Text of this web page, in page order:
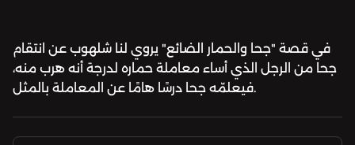
في قصة "جحا والحمار الضائع" يروي لنا شلهوب عن انتقام
جحا من الرجل الذي أساء معاملة حماره لدرجة أنه هرب منه،
فيعلمّه جحا درسًا هامًا عن المعاملة بالمثل.